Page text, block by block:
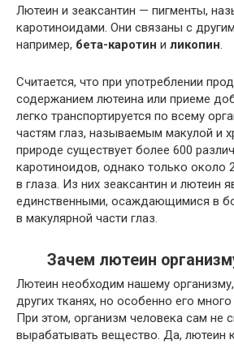
Лютеин и зеаксантин — пигменты,
каротиноидами. Они связаны с
например, бета-каротин и ликопин.
Считается, что при употреблении
содержанием лютеина или приеме
легко транспортируется по всему
частям глаз, называемым макулой и
природе существует более 600
каротиноидов, однако только около
в глаза. Из них зеаксантин и лютеин
единственными, осаждающимися в
в макулярной части глаз.
Зачем лютеин
Лютеин необходим нашему
других тканях, но особенно его много
При этом, организм человека сам не
вырабатывать вещество. Да, лютеин